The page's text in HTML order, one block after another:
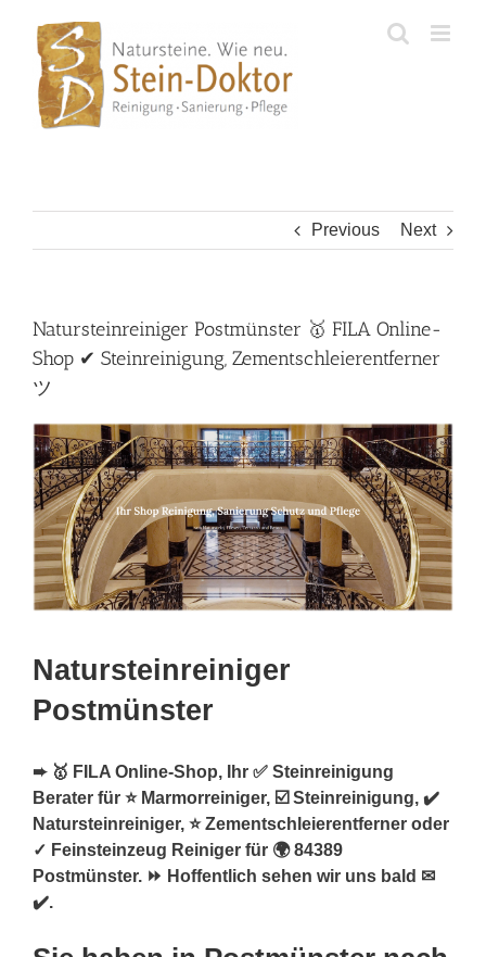
content
Previous Next
Natursteinreiniger Postmünster 🥇 FILA Online-
Shop ✔ Steinreinigung, Zementschleierentferner
ツ
Natursteinreiniger
Postmünster
➨ 🥇 FILA Online-Shop, Ihr ✅ Steinreinigung
Berater für ⭐ Marmorreiniger, ☑️ Steinreinigung, ✔️
Natursteinreiniger, ⭐ Zementschleierentferner oder
✓ Feinsteinzeug Reiniger für 🌍 84389
Postmünster. ⏩ Hoffentlich sehen wir uns bald ✉
✔️.